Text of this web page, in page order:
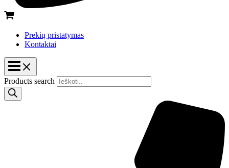
Prekių pristatymas
Kontaktai
Products search